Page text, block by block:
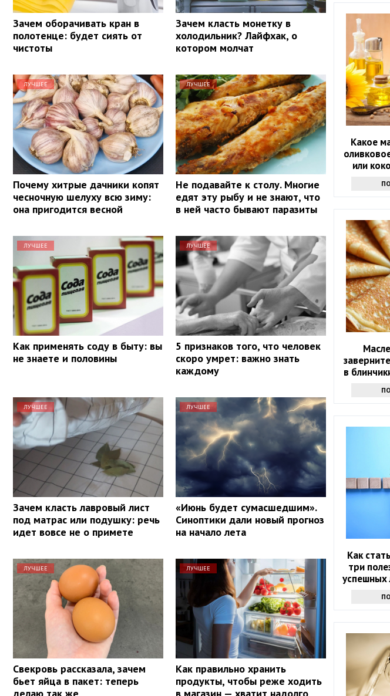
Зачем оборачивать кран в
полотенце: будет сиять от
чистоты
Зачем класть монетку в
холодильник? Лайфхак, о
котором молчат
ЛУЧШЕЕ
Почему хитрые дачники копят
чесночную шелуху всю зиму:
она пригодится весной
ЛУЧШЕЕ
Не подавайте к столу. Многие
едят эту рыбу и не знают, что
в ней часто бывают паразиты
ЛУЧШЕЕ
Как применять соду в быту: вы
не знаете и половины
ЛУЧШЕЕ
5 признаков того, что человек
скоро умрет: важно знать
каждому
ЛУЧШЕЕ
Зачем класть лавровый лист
под матрас или подушку: речь
идет вовсе не о примете
ЛУЧШЕЕ
«Июнь будет сумасшедшим».
Синоптики дали новый прогноз
на начало лета
ЛУЧШЕЕ
Свекровь рассказала, зачем
бьет яйца в пакет: теперь
делаю так же
ЛУЧШЕЕ
Как правильно хранить
продукты, чтобы реже ходить
в магазин — хватит надолго
Какое
или
в
как
Как
три